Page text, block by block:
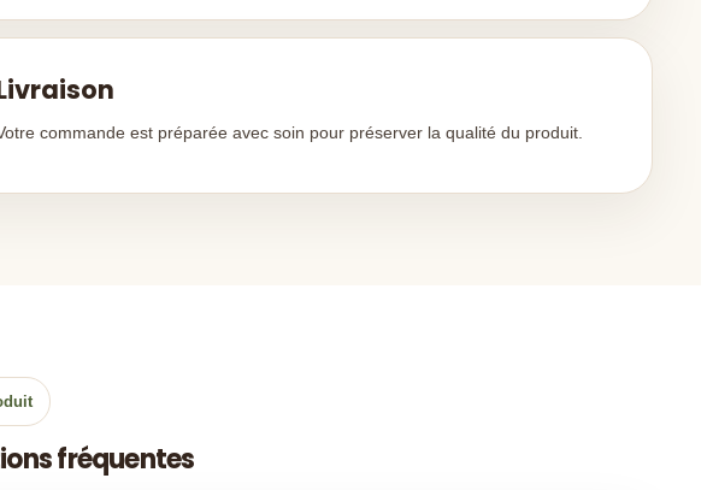
commande est préparée avec soin pour préserver la qualité du produit.
fréquentes